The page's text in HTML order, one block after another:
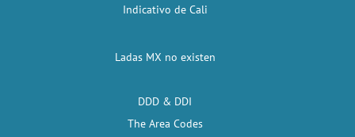
Indicativo de Cali
Ladas MX no existen
DDD & DDI
The Area Codes